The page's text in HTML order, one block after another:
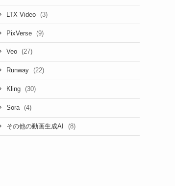
LTX Video (3)
PixVerse (9)
Veo (27)
Runway (22)
Kling (30)
Sora (4)
その他の動画生成AI (8)